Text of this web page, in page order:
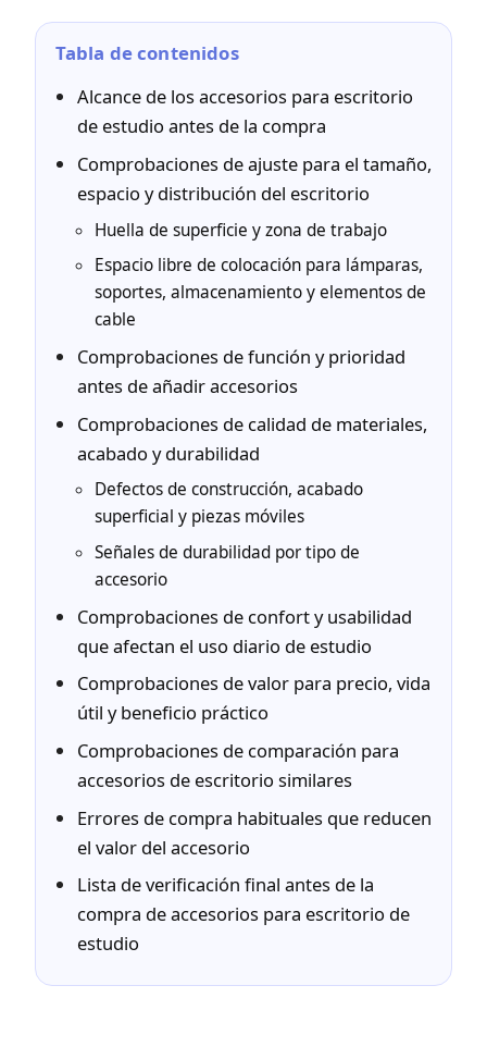
Tabla de contenidos
Alcance de los accesorios para escritorio
de estudio antes de la compra
Comprobaciones de ajuste para el tamaño,
espacio y distribución del escritorio
Huella de superficie y zona de trabajo
Espacio libre de colocación para lámparas,
soportes, almacenamiento y elementos de
cable
Comprobaciones de función y prioridad
antes de añadir accesorios
Comprobaciones de calidad de materiales,
acabado y durabilidad
Defectos de construcción, acabado
superficial y piezas móviles
Señales de durabilidad por tipo de
accesorio
Comprobaciones de confort y usabilidad
que afectan el uso diario de estudio
Comprobaciones de valor para precio, vida
útil y beneficio práctico
Comprobaciones de comparación para
accesorios de escritorio similares
Errores de compra habituales que reducen
el valor del accesorio
Lista de verificación final antes de la
compra de accesorios para escritorio de
estudio